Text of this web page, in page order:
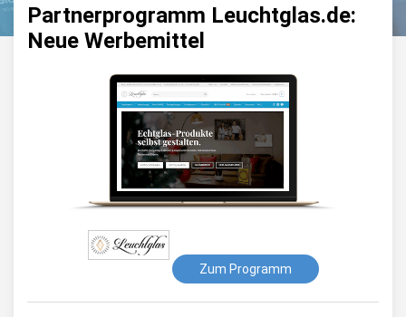
Partnerprogramm Leuchtglas.de:
Neue Werbemittel
Zum Programm